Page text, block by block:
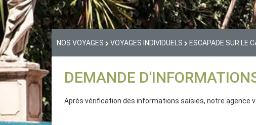
NOS VOYAGES VOYAGES INDIVIDUELS ESCAPADE SUR LE
DEMANDE
Après vérification des informations saisies, notre agence